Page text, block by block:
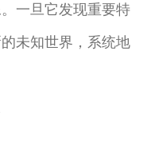
一旦它发现重要特
未知世界，系统地